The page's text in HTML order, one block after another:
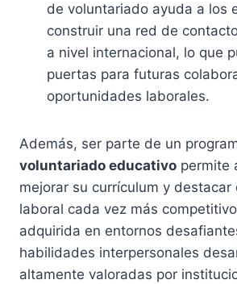
de voluntariado ayuda a los
construir una red de
a nivel internacional, lo que
puertas para futuras
oportunidades laborales.
Además, ser parte de un
voluntariado educativo permite
mejorar su currículum y destacar
laboral cada vez más
adquirida en entornos
habilidades interpersonales
altamente valoradas por